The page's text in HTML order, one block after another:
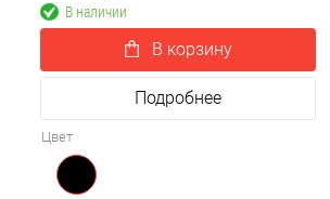
В наличии
В корзину
Подробнее
Цвет